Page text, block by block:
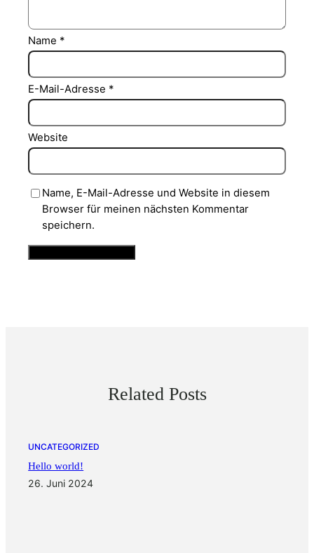
Name *
E-Mail-Adresse *
Website
Name, E-Mail-Adresse und Website in diesem
Browser für meinen nächsten Kommentar
speichern.
Related Posts
UNCATEGORIZED
Hello world!
26. Juni 2024